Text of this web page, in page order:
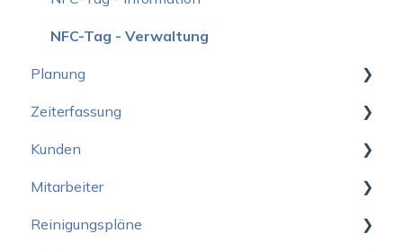
Angebote verwalten
Angebote für andere Reinigungstypen erstellen
NFC-Tag - Verwaltung
Planung
Neuen Design
Kalender
Abwesenheiten und Abwesenheitsstunden
Webinare
Zeiterfassung
Loslegen
Tägliche Aufgaben
Bilddokumentation
Kunden
Loslegen
Kundendaten
Mitarbeiter
Loslegen
Reinigungspläne